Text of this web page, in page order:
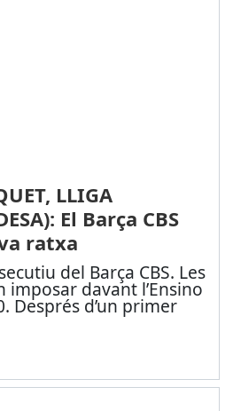
LLIGA
El Barça CBS
ratxa
del Barça CBS. Les
imposar davant l’Ensino
Després d’un primer